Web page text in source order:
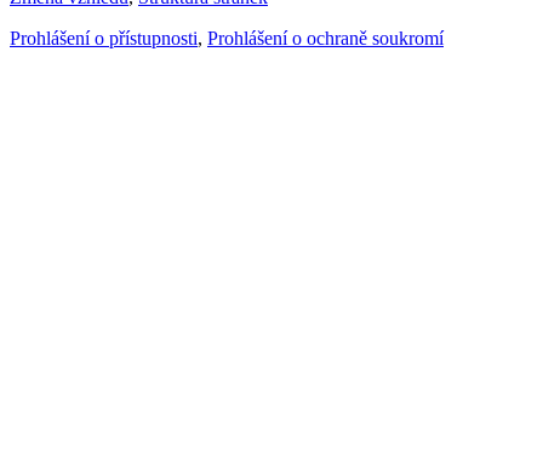
Prohlášení o přístupnosti, Prohlášení o ochraně soukromí